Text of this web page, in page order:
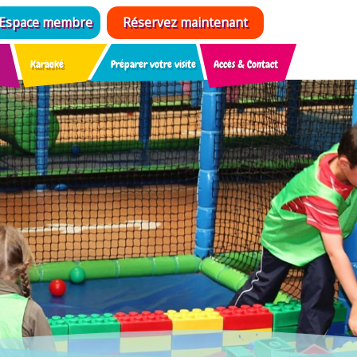
Karaoké Préparer votre visite Accès & Contact
membre Réservez maintenant